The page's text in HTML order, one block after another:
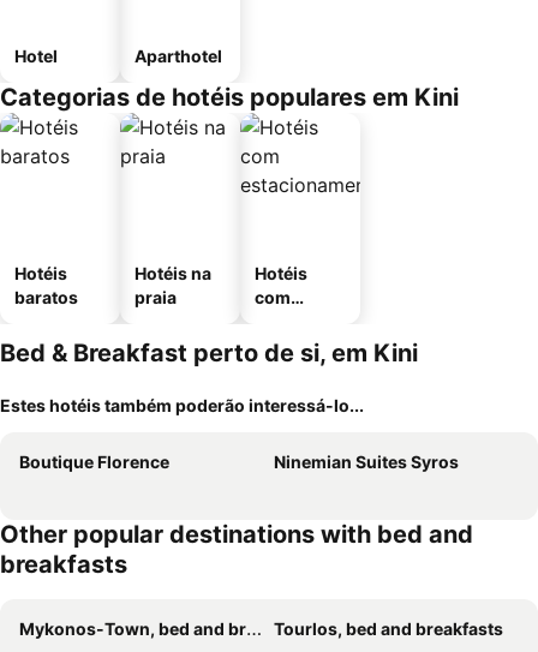
Hotel Aparthotel
Categorias de hotéis populares em Kini
Hotéis
baratos
Hotéis na
praia
Hotéis
com
mento
Bed & Breakfast perto de si, em Kini
Estes hotéis também poderão interessá-lo...
Boutique Florence Ninemian Suites Syros
Other popular destinations with bed and
breakfasts
Mykonos-Town, bed and breakfasts
Tourlos, bed and breakfasts